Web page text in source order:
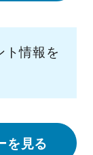
ト情報を
を見る